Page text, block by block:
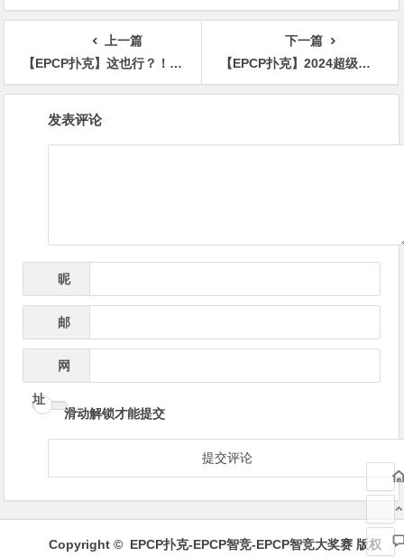
创新与未来趋势
上一篇
【EPCP扑克】这也行？！逗Phil Ivey笑可能会获得100w美元收益
下一篇
【EPCP扑克】2024超级豪客杯首日高潮迭起 丹牛爆冷出局 Artem Maksimov领跑群雄
发表评论
昵
邮
网
址
滑动解锁才能提交
Copyright © EPCP扑克-EPCP智竞-EPCP智竞大奖赛版权